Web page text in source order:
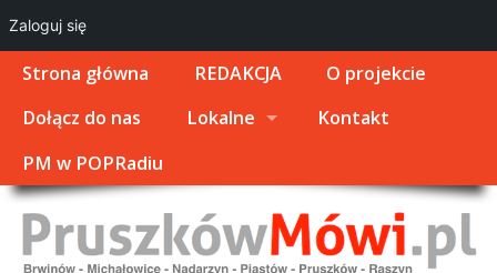
Strona główna REDAKCJA
O projekcie
Dołącz do nas
Lokalne
Kontakt
PM w POPRadiu
Zaloguj się